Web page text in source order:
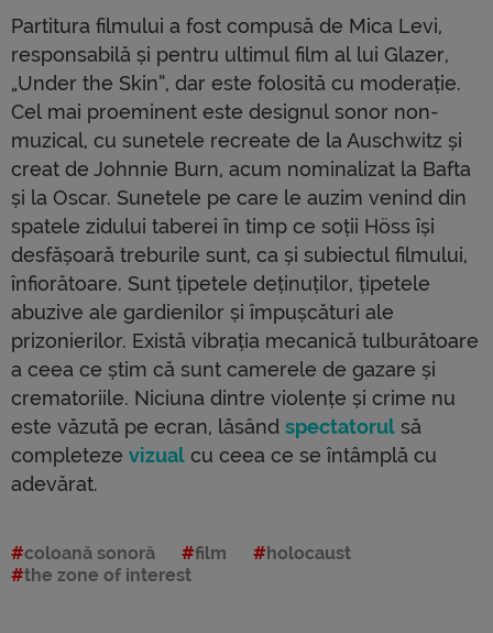
Partitura filmului a fost compusă de Mica Levi,
responsabilă și pentru ultimul film al lui Glazer,
„Under the Skin”, dar este folosită cu moderație.
Cel mai proeminent este designul sonor non-
muzical, cu sunetele recreate de la Auschwitz și
creat de Johnnie Burn, acum nominalizat la Bafta
și la Oscar. Sunetele pe care le auzim venind din
spatele zidului taberei în timp ce soții Höss își
desfășoară treburile sunt, ca și subiectul filmului,
înfiorătoare. Sunt țipetele deținuților, țipetele
abuzive ale gardienilor și împușcături ale
prizonierilor. Există vibrația mecanică tulburătoare
a ceea ce știm că sunt camerele de gazare și
crematoriile. Niciuna dintre violențe și crime nu
este văzută pe ecran, lăsând spectatorul să
completeze vizual cu ceea ce se întâmplă cu
adevărat.
coloană sonoră film
holocaust
the zone of interest